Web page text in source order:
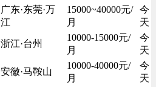
广东·东莞·万
江
15000~40000元/
月
今
天
浙江·台州
10000-15000元/
月
今
天
安徽·马鞍山
10000-40000元/
月
今
天